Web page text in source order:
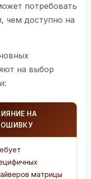
потребовать
чем доступно на
на выбор
НА
матрицы